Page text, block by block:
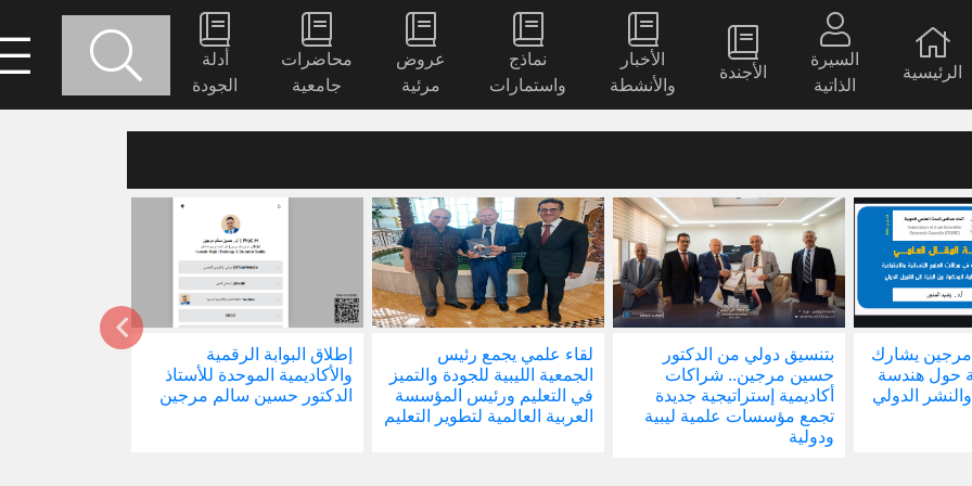
الرئيسية
السيرة
الذاتية
الأجندة
الأخبار
والأنشطة
نماذج
واستمارات
عروض
مرئية
محاضرات
جامعية
أدلة
الجودة
مرجين يشارك
حول هندسة
الدولي
بتنسيق دولي من الدكتور
حسين مرجين.. شراكات
أكاديمية إستراتيجية جديدة
تجمع مؤسسات علمية ليبية
ودولية
لقاء علمي يجمع رئيس
الجمعية الليبية للجودة والتميز
في التعليم ورئيس المؤسسة
العربية العالمية لتطوير التعليم
إطلاق البوابة الرقمية
والأكاديمية الموحدة للأستاذ
الدكتور حسين سالم مرجين